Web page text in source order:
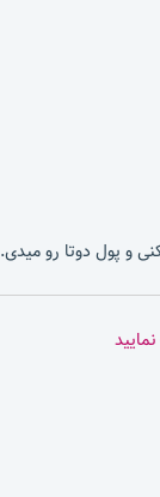
و پول دوتا رو میدی.